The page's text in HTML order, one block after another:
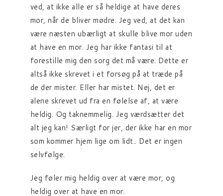
ved, at ikke alle er så heldige at have deres
mor, når de bliver mødre. Jeg ved, at det kan
være næsten ubærligt at skulle blive mor uden
at have en mor. Jeg har ikke fantasi til at
forestille mig den sorg det må være. Dette er
altså ikke skrevet i et forsøg på at træde på
de der mister. Eller har mistet. Nej, det er
alene skrevet ud fra en følelse af, at være
heldig. Og taknemmelig. Jeg værdsætter det
alt jeg kan! Særligt for jer, der ikke har en mor
som kommer hjem lige om lidt.. Det er ingen
selvfølge.
Jeg føler mig heldig over at være mor, og
heldig over at have en mor.